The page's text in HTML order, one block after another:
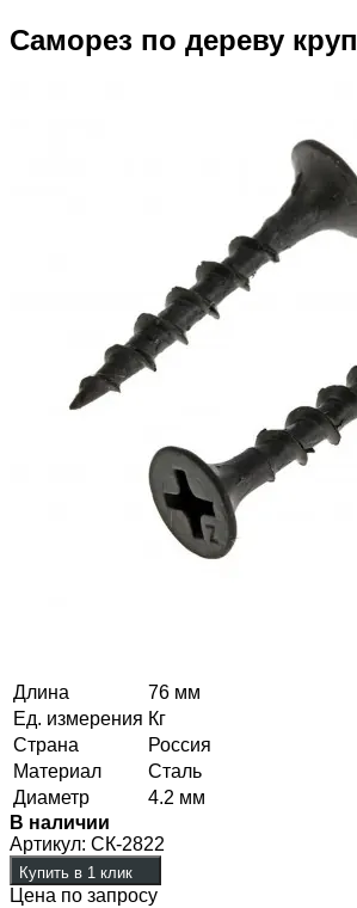
Саморез по дереву
Длина
76 мм
Ед. измерения Кг
Страна
Россия
Материал
Сталь
Диаметр
4.2 мм
В наличии
Артикул: СК-2822
Купить в 1 клик
Цена по запросу